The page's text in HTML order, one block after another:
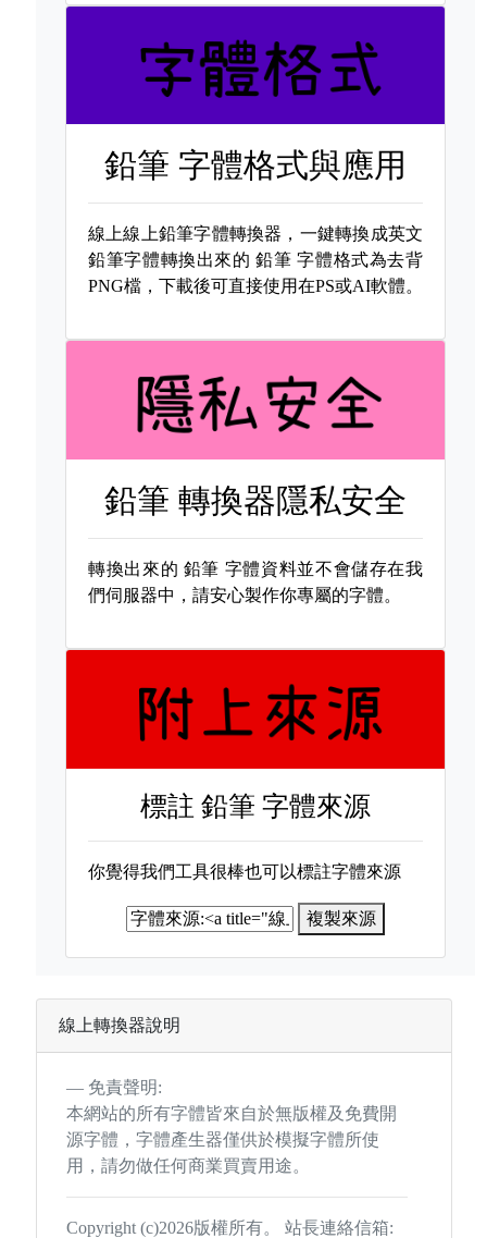
鉛筆 字體格式與應用
線上線上鉛筆字體轉換器，一鍵轉換成英文
鉛筆字體轉換出來的鉛筆 字體格式為去背
PNG檔，下載後可直接使用在PS或AI軟體。
鉛筆 轉換器隱私安全
轉換出來的 鉛筆 字體資料並不會儲存在我
們伺服器中，請安心製作你專屬的字體。
標註鉛筆 字體來源
你覺得我們工具很棒也可以標註字體來源
複製來源
線上轉換器說明
免責聲明:
本網站的所有字體皆來自於無版權及免費開
源字體，字體產生器僅供於模擬字體所使
用，請勿做任何商業買賣用途。
Copyright (c)2026版權所有。 站長連絡信箱: